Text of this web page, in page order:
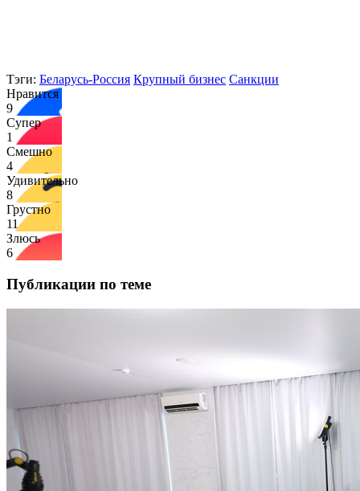
Тэги: Беларусь-Россия Крупный бизнес Санкции
Нравится
9
Супер
1
Смешно
4
Удивительно
8
Грустно
11
Злюсь
6
Публикации по теме